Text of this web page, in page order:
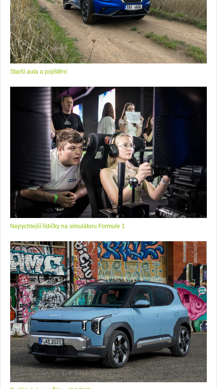
Starší auta a pojištění
Nejrychlejší řidičky na simulátoru Formule 1